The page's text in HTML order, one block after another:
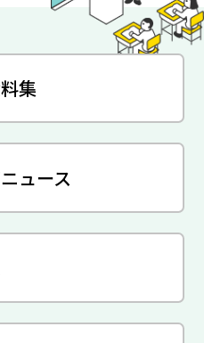
集
ュース